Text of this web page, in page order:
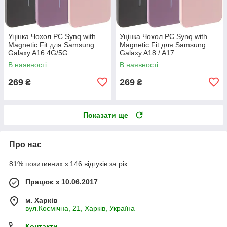
Уцінка Чохол PC Synq with
Magnetic Fit для Samsung
Galaxy A16 4G/5G
В наявності
269 ₴
Уцінка Чохол PC Synq with
Magnetic Fit для Samsung
Galaxy A18 / A17
В наявності
269 ₴
Показати ще
Про нас
81% позитивних з 146 відгуків за рік
Працює з 10.06.2017
м. Харків
вул.Космічна, 21, Харків, Україна